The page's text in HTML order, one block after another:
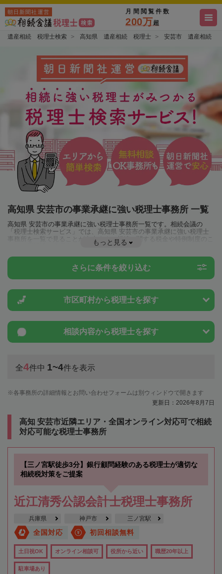
朝日新聞社運営 月間閲覧件数
200万超
遺産相続 税理士検索 高知県 遺産相続 税理士 安芸市 遺産相続
高知県 安芸市の事業承継に強い税理士事務所 一覧
高知県 安芸市の事業承継に強い税理士事務所一覧です。相続会議の
「税理士検索サービス」では、高知県 安芸市の事業承継に強い税理士
事務所を一覧で見ることが出来ます。相続に関する税金や特例制度のこ
とは一度近隣の税理士に相談してみましょう。
もっと見る
さらに条件を絞り込む
市区町村から税理士を探す
相談内容から税理士を探す
全4件中 1~4件を表示
各事務所の詳細情報とお問い合わせフォームは別ウィンドウで開きます
更新日：2026年8月7日
高知 安芸市近隣エリア・全国オンライン対応可で相続
対応可能な税理士事務所
【三ノ宮駅徒歩3分】銀行顧問経験のある税理士が適切な
相続税対策をご提案
近江清秀公認会計士税理士事務所
兵庫県 神戸市 三ノ宮駅
全国対応 初回相談無料
土日祝OK オンライン相談可 役所から近い 職歴20年以上
駐車場あり